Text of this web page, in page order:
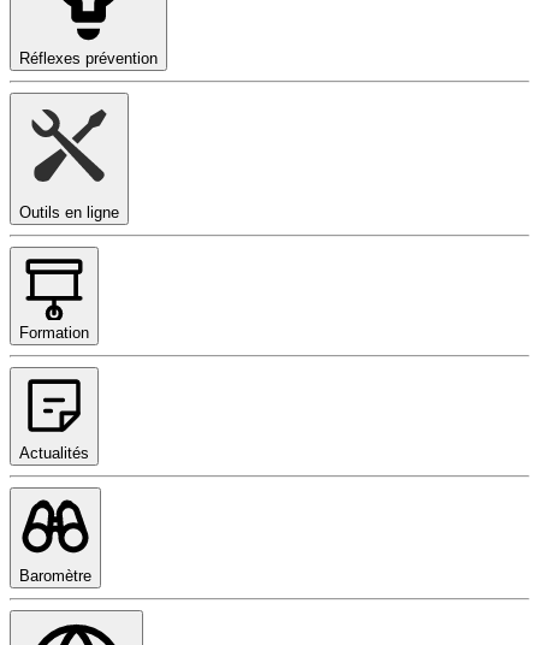
Réflexes prévention
Outils en ligne
Formation
Actualités
Baromètre